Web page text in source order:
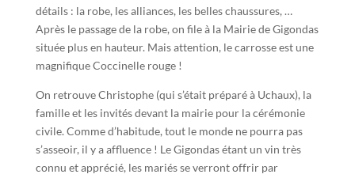
détails : la robe, les alliances, les belles chaussures, …
Après le passage de la robe, on file à la Mairie de Gigondas
située plus en hauteur. Mais attention, le carrosse est une
magnifique Coccinelle rouge !
On retrouve Christophe (qui s’était préparé à Uchaux), la
famille et les invités devant la mairie pour la cérémonie
civile. Comme d’habitude, tout le monde ne pourra pas
s’asseoir, il y a affluence ! Le Gigondas étant un vin très
connu et apprécié, les mariés se verront offrir par